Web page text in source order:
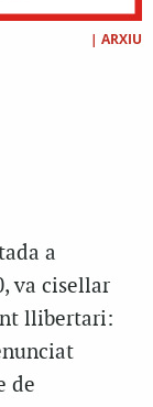
| ARXIU
a
va cisellar
llibertari:
de